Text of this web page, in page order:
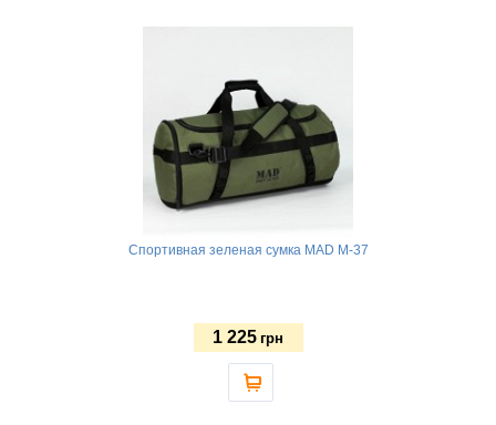
Спортивная зеленая сумка MAD M-37
1 225 грн